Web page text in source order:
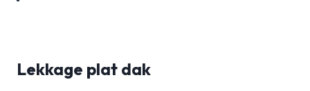
Lekkage plat dak